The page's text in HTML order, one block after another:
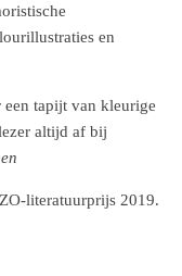
en
tapijt van kleurige
altijd af bij
literatuurprijs 2019.